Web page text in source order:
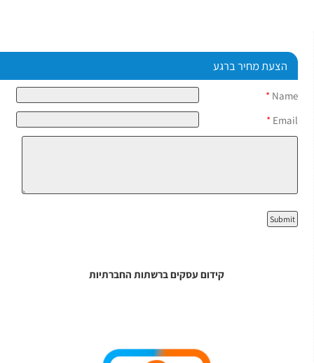
הצעת מחיר ברגע
Name
*
Email
*
קידום עסקים ברשתות החברתיות